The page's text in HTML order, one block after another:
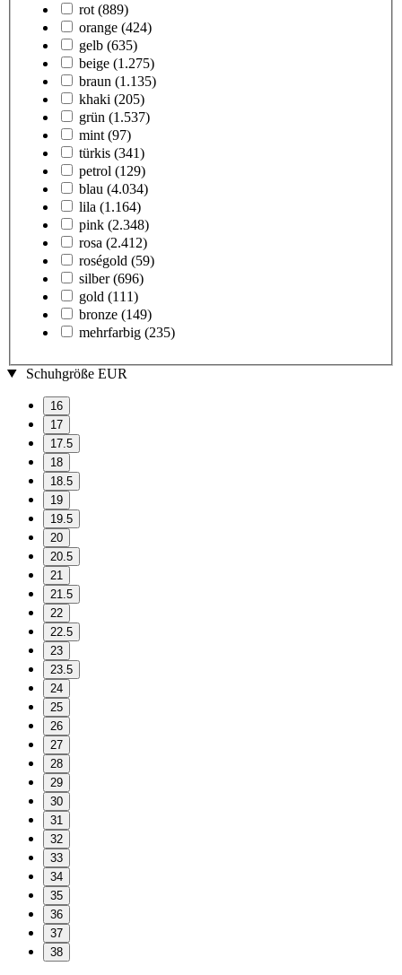
rot (889)
orange (424)
gelb (635)
beige (1.275)
braun (1.135)
khaki (205)
grün (1.537)
mint (97)
türkis (341)
petrol (129)
blau (4.034)
lila (1.164)
pink (2.348)
rosa (2.412)
roségold (59)
silber (696)
gold (111)
bronze (149)
mehrfarbig (235)
Schuhgröße EUR
16
17
17.5
18
18.5
19
19.5
20
20.5
21
21.5
22
22.5
23
23.5
24
25
26
27
28
29
30
31
32
33
34
35
36
37
38